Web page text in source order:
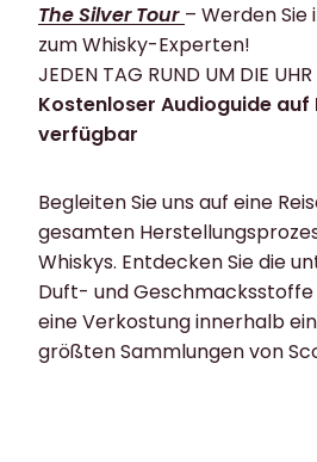
The Silver Tour – Werden
zum Whisky-Experten!
JEDEN TAG RUND UM DIE UHR
Kostenloser Audioguide auf
verfügbar
Begleiten Sie uns auf eine
gesamten
Whiskys. Entdecken Sie die
Duft- und Geschmacksstoffe
eine Verkostung innerhalb
größten Sammlungen von